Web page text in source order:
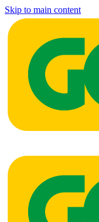
Skip to main content